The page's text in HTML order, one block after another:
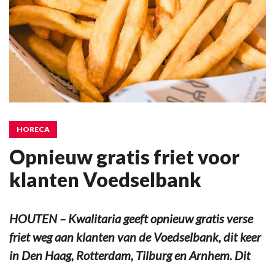
HORECA
Opnieuw gratis friet voor
klanten Voedselbank
HOUTEN – Kwalitaria geeft opnieuw gratis verse
friet weg aan klanten van de Voedselbank, dit keer
in Den Haag, Rotterdam, Tilburg en Arnhem. Dit